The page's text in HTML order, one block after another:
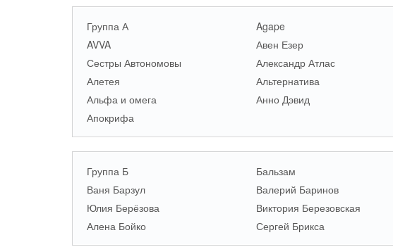
Группа А Agape
AVVA
Авен Езер
Сестры Автономовы
Александр Атлас
Алетея
Альтернатива
Альфа и омега
Анно Дэвид
Апокрифа
Группа Б Бальзам
Ваня Барзул
Валерий Баринов
Юлия Берёзова
Виктория Березовская
Алена Бойко
Сергей Брикса